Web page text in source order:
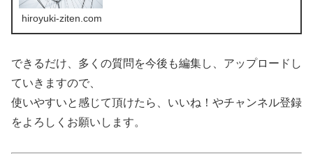
hiroyuki-ziten.com
できるだけ、多くの質問を今後も編集し、アップロードし
ていきますので、
使いやすいと感じて頂けたら、いいね！やチャンネル登録
をよろしくお願いします。